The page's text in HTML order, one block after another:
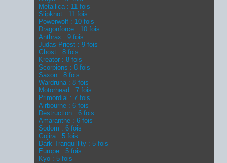
Metallica : 11 fois
Slipknot : 11 fois
Powerwolf : 10 fois
Dragonforce : 10 fois
Anthrax : 9 fois
Judas Priest : 9 fois
Ghost : 8 fois
Kreator : 8 fois
Scorpions : 8 fois
Saxon : 8 fois
Wardruna : 8 fois
Motorhead : 7 fois
Primordial : 7 fois
Airbourne : 6 fois
Destruction : 6 fois
Amaranthe : 6 fois
Sodom : 6 fois
Gojira : 5 fois
Dark Tranquillity : 5 fois
Europe : 5 fois
Kyo : 5 fois